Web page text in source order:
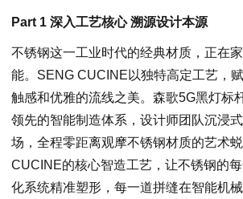
Part 1 深入工艺核心 溯源设计本源
不锈钢这一工业时代的经典材质，正在
能。SENG CUCINE以独特高定工艺，
触感和优雅的流线之美。森歌5G黑灯标
领先的智能制造体系，设计师团队沉浸
场，全程零距离观摩不锈钢材质的艺术
CUCINE的核心智造工艺，让不锈钢的
化系统精准塑形，每一道拼缝在智能机